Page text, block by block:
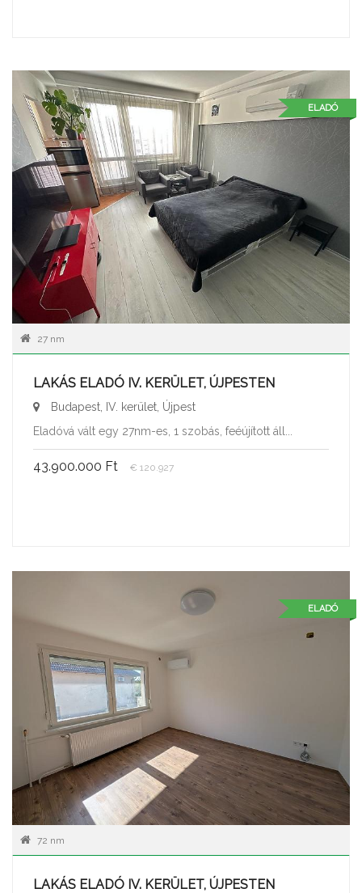
ELADÓ
27 nm
LAKÁS ELADÓ IV. KERÜLET, ÚJPESTEN
Budapest, IV. kerület, Újpest
Eladóvá vált egy 27nm-es, 1 szobás, feéújított áll...
43.900.000 Ft € 120.927
ELADÓ
72 nm
LAKÁS ELADÓ IV. KERÜLET, ÚJPESTEN